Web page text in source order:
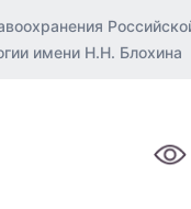
имени Н.Н. Блохина